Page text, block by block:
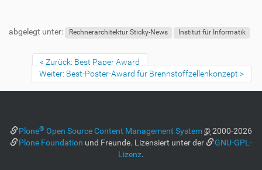
ß
e
n
r
z
abgelegt unter: Rechnerarchitektur Sticky-News Institut für Informatik
Zurück: Best Paper Award
Weiter: Best-Poster-Award für Brennstoffzellenkonzept
Plone® Open Source Content Management System©2000-2026
Plone Foundation und Freunde. Lizensiert unter der
GNU-GPL-
Lizenz.